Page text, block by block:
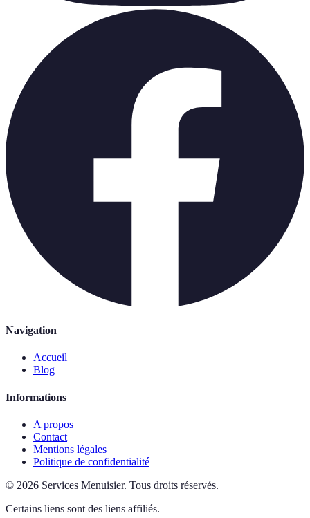
Navigation
Accueil
Blog
Informations
A propos
Contact
Mentions légales
Politique de confidentialité
© 2026 Services Menuisier. Tous droits réservés.
Certains liens sont des liens affiliés.